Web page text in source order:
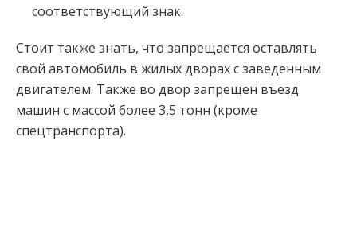
соответствующий знак.
Стоит также знать, что запрещается оставлять
свой автомобиль в жилых дворах с заведенным
двигателем. Также во двор запрещен въезд
машин с массой более 3,5 тонн (кроме
спецтранспорта).